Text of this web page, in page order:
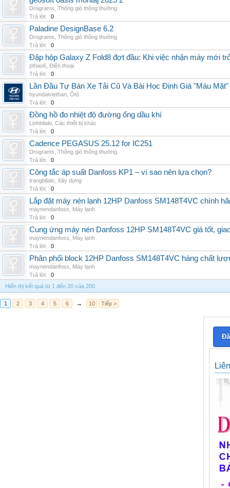
Drograms Thông gió thông thường
Trả lời:
0
Paladine DesignBase 6.2
Drograms Thông gió thông thường
Trả lời:
0
Đập hộp Galaxy Z Fold8 đợt đầu: Khi việc nhận máy mới
pthao6 Điện thoại
Trả lời:
0
Lần Đầu Tự Bán Xe Tải Cũ Và Bài Học Định Giá "Máu
hyundaiviethan Ôtô
Trả lời:
0
Đồng hồ đo nhiệt độ đường ống dầu khí
Linhbilalo Các thiết bị khác
Trả lời:
0
Cadence PEGASUS 25.12 for IC251
Drograms Thông gió thông thường
Trả lời:
0
Công tắc áp suất Danfoss KP1 – vì sao nên lựa chọn?
trangbilalo Xây dựng
Trả lời:
0
Lắp đặt máy nén lạnh 12HP Danfoss SM148T4VC chính
maynendanfoss
Máy lạnh
Trả lời:
0
Cung ứng máy nén Danfoss 12HP SM148T4VC giá tốt,
maynendanfoss
Máy lạnh
Trả lời:
0
Phân phối block 12HP Danfoss SM148T4VC hàng chất
maynendanfoss
Máy lạnh
Trả lời:
0
Hiển thị kết quả từ 1 đến 20 của 200
1 2 3 4 5 6 → 10 Tiếp >